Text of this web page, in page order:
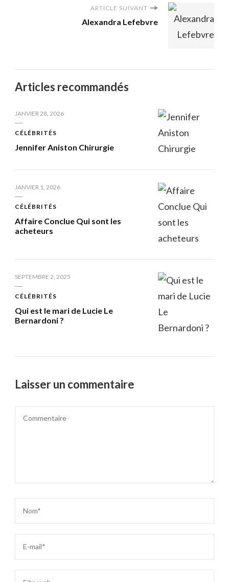
ARTICLE SUIVANT
Alexandra Lefebvre
Articles recommandés
JANVIER 28, 2026
CÉLÉBRITÉS
Jennifer Aniston Chirurgie
JANVIER 1, 2026
CÉLÉBRITÉS
Affaire Conclue Qui sont les
acheteurs
SEPTEMBRE 2, 2025
CÉLÉBRITÉS
Qui est le mari de Lucie Le
Bernardoni ?
Laisser un commentaire